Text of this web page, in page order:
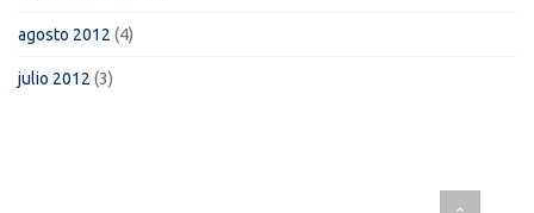
agosto 2012 (4)
julio 2012 (3)